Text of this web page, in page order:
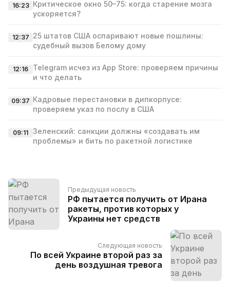
16:23 Критическое окно 50–75: когда старение мозга
ускоряется?
12:37 25 штатов США оспаривают новые пошлины:
судебный вызов Белому дому
12:16
Telegram исчез из App Store: проверяем причины
и что делать
09:37 Кадровые перестановки в дипкорпусе:
проверяем указ по послу в США
09:11 Зеленский: санкции должны «создавать им
проблемы» и бить по ракетной логистике
Предыдущая новость
РФ пытается получить от Ирана
ракеты, против которых у
Украины нет средств
Следующая новость
По всей Украине второй раз за
день воздушная тревога